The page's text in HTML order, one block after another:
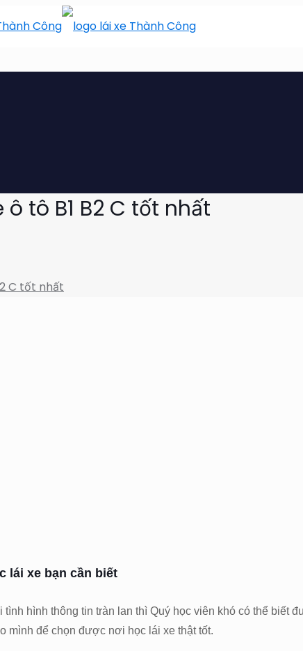
tô B1 B2 C tốt nhất
C tốt nhất
lái xe bạn cần biết
hình thông tin tràn lan thì Quý học viên khó có thể biết
mình để chọn được nơi học lái xe thật tốt.